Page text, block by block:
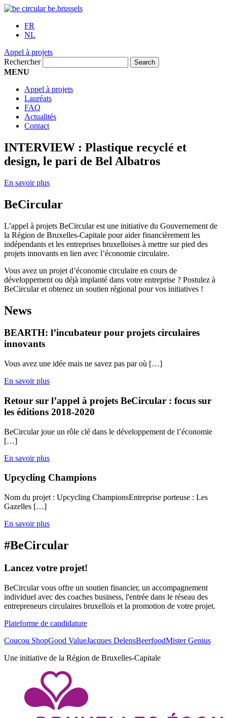
FR
NL
Appel à projets
Rechercher
MENU
Appel à projets
Lauréats
FAQ
Actualités
Contact
INTERVIEW : Plastique recyclé et
design, le pari de Bel Albatros
En savoir plus
BeCircular
L’appel à projets BeCircular est une initiative du Gouvernement de
la Région de Bruxelles-Capitale pour aider financièrement les
indépendants et les entreprises bruxelloises à mettre sur pied des
projets innovants en lien avec l’économie circulaire.
Vous avez un projet d’économie circulaire en cours de
développement ou déjà implanté dans votre entreprise ? Postulez à
BeCircular et obtenez un soutien régional pour vos initiatives !
News
BEARTH: l’incubateur pour projets circulaires
innovants
Vous avez une idée mais ne savez pas par où […]
En savoir plus
Retour sur l’appel à projets BeCircular : focus sur
les éditions 2018-2020
BeCircular joue un rôle clé dans le développement de l’économie
[…]
En savoir plus
Upcycling Champions
Nom du projet : Upcycling ChampionsEntreprise porteuse : Les
Gazelles […]
En savoir plus
#BeCircular
Lancez votre projet!
BeCircular vous offre un soutien financier, un accompagnement
individuel avec des coaches business, l'entrée dans le réseau des
entrepreneurs circulaires bruxellois et la promotion de votre projet.
Plateforme de candidature
Coucou ShopGood ValueJacques DelensBeerfoodMister Genius
Une initiative de la Région de Bruxelles-Capitale